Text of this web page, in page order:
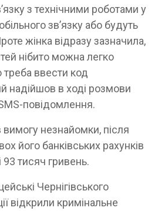
з технічними роботами у
зв’язку або будуть
жінка відразу зазначила,
нібито можна легко
ввести код
надійшов в ході розмови
повідомлення.
незнайомки, після
його банківських рахунків
тисяч гривень.
Чернігівського
відкрили кримінальне